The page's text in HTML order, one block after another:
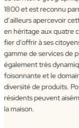
1800 et est reconnu
d’ailleurs apercevoir
en héritage aux quatre
fier d’offrir à ses
gamme de services de
également très
foisonnante et le
diversité de produits.
résidents peuvent
la maison.